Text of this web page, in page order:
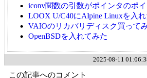
iconv関数の引数がポインタのポ
LOOX U/C40にAlpine Linuxを入れ
VAIOのリカバリディスク買って
OpenBSDを入れてみた
2025-08-11
この記事へのコメント